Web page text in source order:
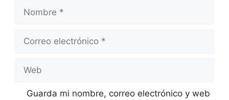
electrónico
Guarda mi nombre, correo electrónico y web